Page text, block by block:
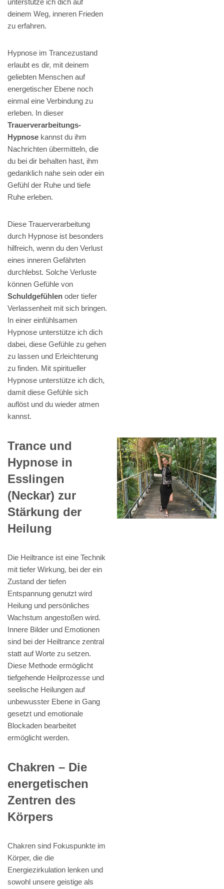
unterstütze ich dich auf
deinem Weg, inneren Frieden
zu erfahren.
Hypnose im Trancezustand
erlaubt es dir, mit deinem
geliebten Menschen auf
energetischer Ebene noch
einmal eine Verbindung zu
erleben. In dieser
Trauerverarbeitungs-
Hypnose kannst du ihm
Nachrichten übermitteln, die
du bei dir behalten hast, ihm
gedanklich nahe sein oder ein
Gefühl der Ruhe und tiefe
Ruhe erleben.
Diese Trauerverarbeitung
durch Hypnose ist besonders
hilfreich, wenn du den Verlust
eines inneren Gefährten
durchlebst. Solche Verluste
können Gefühle von
Schuldgefühlen oder tiefer
Verlassenheit mit sich bringen.
In einer einfühlsamen
Hypnose unterstütze ich dich
dabei, diese Gefühle zu gehen
zu lassen und Erleichterung
zu finden. Mit spiritueller
Hypnose unterstütze ich dich,
damit diese Gefühle sich
auflöst und du wieder atmen
kannst.
Trance und
Hypnose in
Esslingen
(Neckar) zur
Stärkung der
Heilung
Die Heiltrance ist eine Technik
mit tiefer Wirkung, bei der ein
Zustand der tiefen
Entspannung genutzt wird
Heilung und persönliches
Wachstum angestoßen wird.
Innere Bilder und Emotionen
sind bei der Heiltrance zentral
statt auf Worte zu setzen.
Diese Methode ermöglicht
tiefgehende Heilprozesse und
seelische Heilungen auf
unbewusster Ebene in Gang
gesetzt und emotionale
Blockaden bearbeitet
ermöglicht werden.
Chakren – Die
energetischen
Zentren des
Körpers
Chakren sind Fokuspunkte im
Körper, die die
Energiezirkulation lenken und
sowohl unsere geistige als